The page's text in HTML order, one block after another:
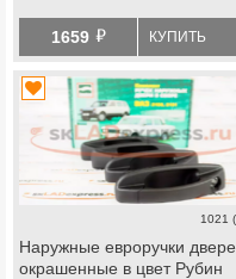
1659 й КУПИТЬ
1021
Наружные евроручки
окрашенные в цвет Рубин